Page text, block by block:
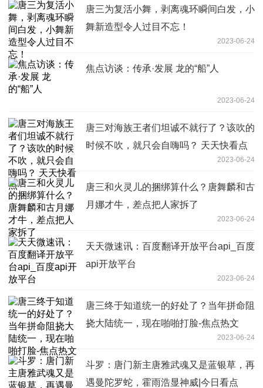
唐三为复活小舞，剥离魂环瞬间白发，小
舞新造型令人过目不忘！
2023-06-24
焦点访谈：传承·发展 龙的“船”人
2023-06-24
唐三对海族王者们坦诚不就行了？该吹的
时候不吹，就只会自嗨吗？ 天天快看点
2023-06-24
唐三和火灵儿的捆绑算什么？唐舞麟和古
月娜才牛，差点把人家拆了
2023-06-24
天天微速讯：百度翻译开放平台api_百度
api开放平台
2023-06-24
唐三终于知道统一的好处了？当年拼命阻
挠大陆统一，现在啪啪打脸-焦点热文
2023-06-24
斗罗：唐门新主唐雅武魂又是蓝银草，再
遇曼陀罗蛇，霍雨浩显神威|今日看点